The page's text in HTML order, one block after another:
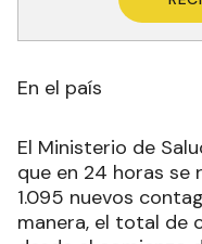
En el país
El Ministerio de
que en 24 horas se
1.095 nuevos
manera, el total de